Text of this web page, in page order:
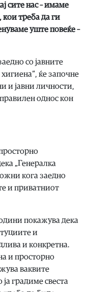
сите нас – имаме
кои треба да ги
уште повеќе –
со јавните
ќе започне
и јавни личности,
однос кон
„Генералка
кога заедно
и приватниот
покажува дека
и
и конкретна.
и просторно
ваквите
градиме свеста